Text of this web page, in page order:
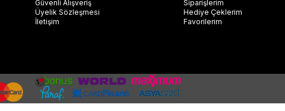
Güvenli Alışveriş
Üyelik Sözleşmesi
İletişim
Siparişlerim
Hediye Çeklerim
Favorilerim